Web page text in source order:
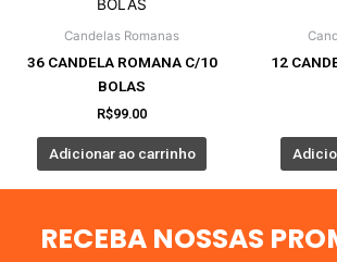
Candelas Romanas
36 CANDELA ROMANA C/10
BOLAS
R$99.00
Adicionar ao carrinho
12
RECEBA NOSSAS